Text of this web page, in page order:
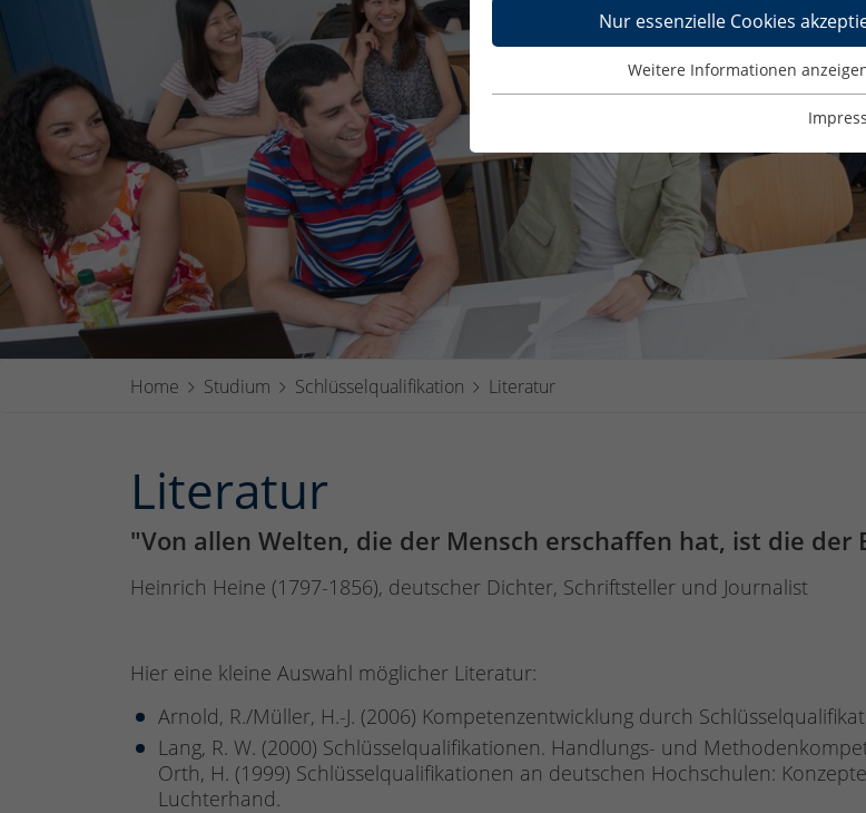
Nur essenzielle Cookies
Weitere Informationen
Home Studium Schlüsselqualifikation Literatur
Literatur
"Von allen Welten, die der Mensch erschaffen hat, ist die der
Heinrich Heine (1797-1856), deutscher Dichter, Schriftsteller und Journalist
Hier eine kleine Auswahl möglicher Literatur:
Arnold, R./Müller, H.-J. (2006) Kompetenzentwicklung durch
Lang, R. W. (2000) Schlüsselqualifikationen. Handlungs- und
Orth, H. (1999) Schlüsselqualifikationen an deutschen Hochschulen:
Luchterhand.